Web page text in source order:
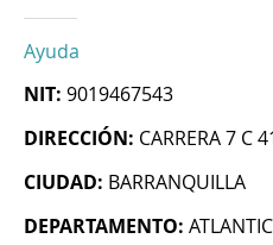
Ayuda
NIT: 9019467543
DIRECCIÓN: CARRERA 7 C
CIUDAD: BARRANQUILLA
DEPARTAMENTO: